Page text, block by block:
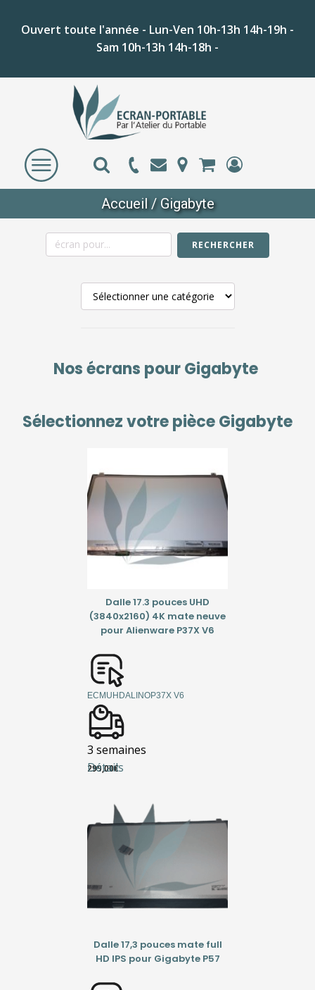
Ouvert toute l'année - Lun-Ven 10h-13h 14h-19h -
Sam 10h-13h 14h-18h -
Accueil/ Gigabyte
RECHERCHER
Nos écrans pourGigabyte
Sélectionnez votre pièceGigabyte
Détails
Dalle 17.3 pouces UHD
(3840x2160) 4K mate neuve
pour Alienware P37X V6
ECMUHDALINOP37X V6
3 semaines
299,00€
Dalle 17,3 pouces mate full
HD IPS pour Gigabyte P57